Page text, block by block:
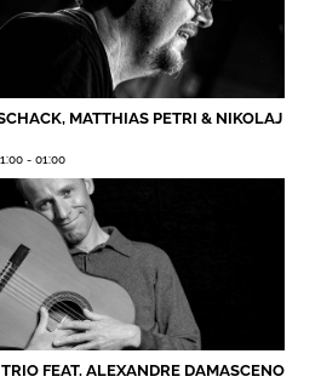
MATTHIAS PETRI & NIKOLAJ
- 01:00
FEAT. ALEXANDRE DAMASCENO